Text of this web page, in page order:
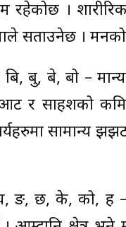
रहेकोछ ।
सताउनेछ । मनको
बु, बे, बो –
आट र साहशको
सामान्य
ङ, छ, के, को, ह